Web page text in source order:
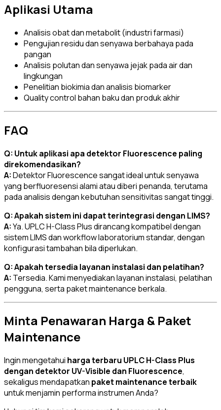
Aplikasi Utama
Analisis obat dan metabolit (industri farmasi)
Pengujian residu dan senyawa berbahaya pada
pangan
Analisis polutan dan senyawa jejak pada air dan
lingkungan
Penelitian biokimia dan analisis biomarker
Quality control bahan baku dan produk akhir
FAQ
Q: Untuk aplikasi apa detektor Fluorescence paling
direkomendasikan?
A:Detektor Fluorescence sangat ideal untuk senyawa
yang berfluoresensi alami atau diberi penanda, terutama
pada analisis dengan kebutuhan sensitivitas sangat tinggi.
Q: Apakah sistem ini dapat terintegrasi dengan LIMS?
A:Ya. UPLC H-Class Plus dirancang kompatibel dengan
sistem LIMS dan workflow laboratorium standar, dengan
konfigurasi tambahan bila diperlukan.
Q: Apakah tersedia layanan instalasi dan pelatihan?
A: Tersedia. Kami menyediakan layanan instalasi, pelatihan
pengguna, serta paket maintenance berkala.
Minta Penawaran Harga & Paket
Maintenance
Ingin mengetahui harga terbaru UPLC H-Class Plus
dengan detektor UV-Visible dan Fluorescence,
sekaligus mendapatkan paket maintenance terbaik
untuk menjamin performa instrumen Anda?